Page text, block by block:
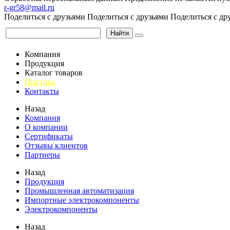
r-gr58@mail.ru
Поделиться с друзьями Поделиться с друзьями Поделиться с
Найти
Компания
Продукция
Каталог товаров
Покупка
Контакты
Назад
Компания
О компании
Сертификаты
Отзывы клиентов
Партнеры
Назад
Продукция
Промышленная автоматизация
Импортные электрокомпоненты
Электрокомпоненты
Назад